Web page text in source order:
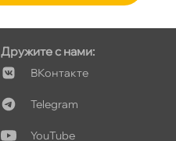
Дружите с нами:
Контакте
Telegram
YouTube